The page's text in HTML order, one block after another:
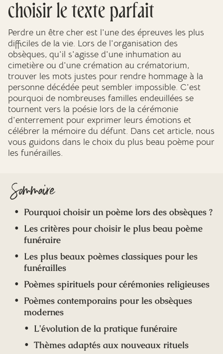
choisir le texte parfait
Perdre un être cher est l'une des épreuves les plus
difficiles de la vie. Lors de l'organisation des
obsèques, qu'il s'agisse d'une inhumation au
cimetière ou d'une crémation au crématorium,
trouver les mots justes pour rendre hommage à la
personne décédée peut sembler impossible. C'est
pourquoi de nombreuses familles endeuillées se
tournent vers la poésie lors de la cérémonie
d'enterrement pour exprimer leurs émotions et
célébrer la mémoire du défunt. Dans cet article, nous
vous guidons dans le choix du plus beau poème pour
les funérailles.
Sommaire
Pourquoi choisir un poème lors des obsèques ?
Les critères pour choisir le plus beau poème
funéraire
Les plus beaux poèmes classiques pour les
funérailles
Poèmes spirituels pour cérémonies religieuses
Poèmes contemporains pour les obsèques
modernes
L'évolution de la pratique funéraire
Thèmes adaptés aux nouveaux rituels